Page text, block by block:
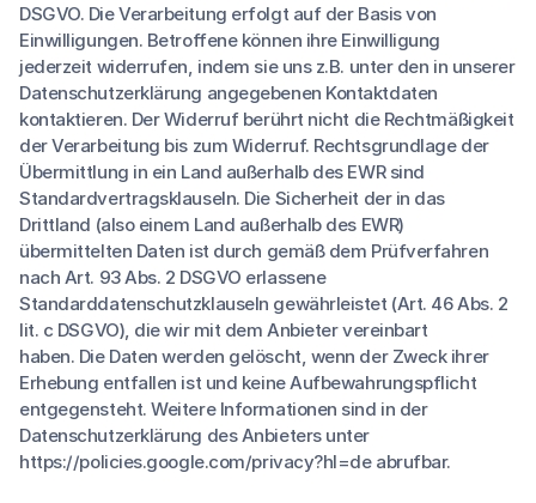
DSGVO. Die Verarbeitung erfolgt auf der Basis von
Einwilligungen. Betroffene können ihre Einwilligung
jederzeit widerrufen, indem sie uns z.B. unter den in unserer
Datenschutzerklärung angegebenen Kontaktdaten
kontaktieren. Der Widerruf berührt nicht die Rechtmäßigkeit
der Verarbeitung bis zum Widerruf. Rechtsgrundlage der
Übermittlung in ein Land außerhalb des EWR sind
Standardvertragsklauseln. Die Sicherheit der in das
Drittland (also einem Land außerhalb des EWR)
übermittelten Daten ist durch gemäß dem Prüfverfahren
nach Art. 93 Abs. 2 DSGVO erlassene
Standarddatenschutzklauseln gewährleistet (Art. 46 Abs. 2
lit. c DSGVO), die wir mit dem Anbieter vereinbart
haben. Die Daten werden gelöscht, wenn der Zweck ihrer
Erhebung entfallen ist und keine Aufbewahrungspflicht
entgegensteht. Weitere Informationen sind in der
Datenschutzerklärung des Anbieters unter
https://policies.google.com/privacy?hl=de abrufbar.